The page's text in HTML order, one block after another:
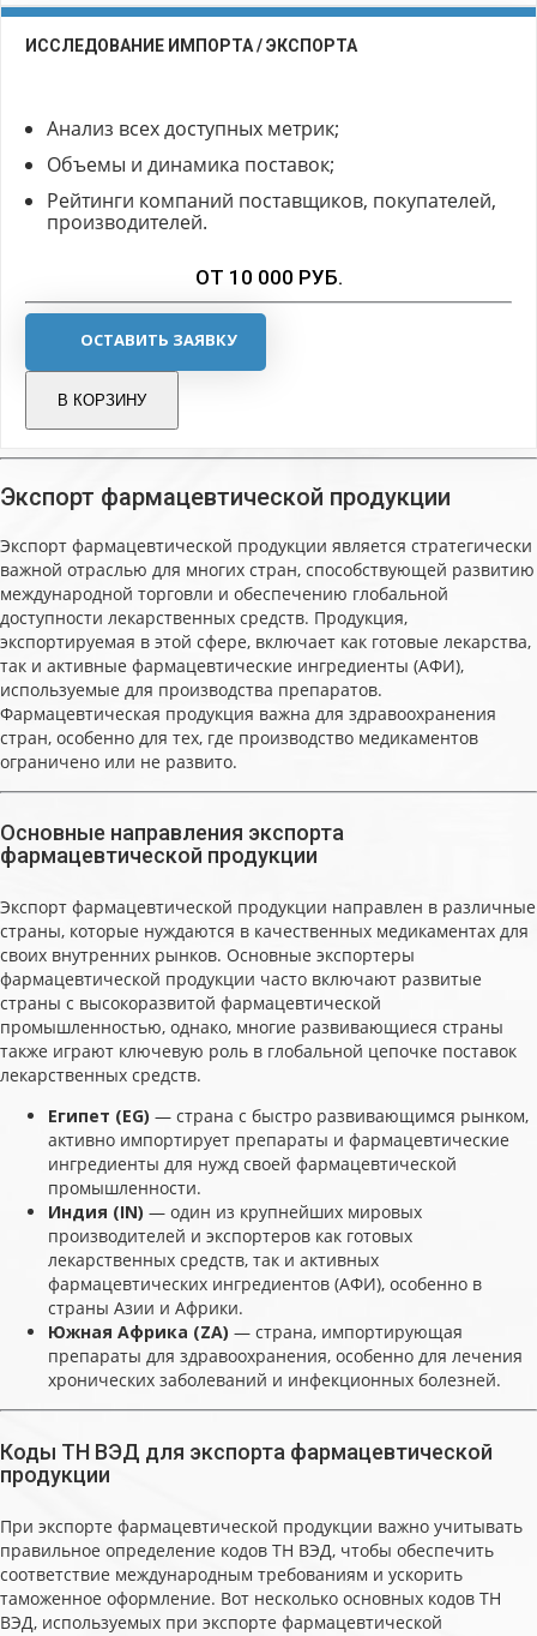
ИССЛЕДОВАНИЕ ИМПОРТА / ЭКСПОРТА
Анализ всех доступных метрик;
Объемы и динамика поставок;
Рейтинги компаний поставщиков, покупателей,
производителей.
ОТ 10 000 РУБ.
ОСТАВИТЬ ЗАЯВКУ
В КОРЗИНУ
Экспорт фармацевтической продукции
Экспорт фармацевтической продукции является стратегически
важной отраслью для многих стран, способствующей развитию
международной торговли и обеспечению глобальной
доступности лекарственных средств. Продукция,
экспортируемая в этой сфере, включает как готовые лекарства,
так и активные фармацевтические ингредиенты (АФИ),
используемые для производства препаратов.
Фармацевтическая продукция важна для здравоохранения
стран, особенно для тех, где производство медикаментов
ограничено или не развито.
Основные направления экспорта
фармацевтической продукции
Экспорт фармацевтической продукции направлен в различные
страны, которые нуждаются в качественных медикаментах для
своих внутренних рынков. Основные экспортеры
фармацевтической продукции часто включают развитые
страны с высокоразвитой фармацевтической
промышленностью, однако, многие развивающиеся страны
также играют ключевую роль в глобальной цепочке поставок
лекарственных средств.
Египет (EG) — страна с быстро развивающимся рынком,
активно импортирует препараты и фармацевтические
ингредиенты для нужд своей фармацевтической
промышленности.
Индия (IN) — один из крупнейших мировых
производителей и экспортеров как готовых
лекарственных средств, так и активных
фармацевтических ингредиентов (АФИ), особенно в
страны Азии и Африки.
Южная Африка (ZA) — страна, импортирующая
препараты для здравоохранения, особенно для лечения
хронических заболеваний и инфекционных болезней.
Коды ТН ВЭД для экспорта фармацевтической
продукции
При экспорте фармацевтической продукции важно учитывать
правильное определение кодов ТН ВЭД, чтобы обеспечить
соответствие международным требованиям и ускорить
таможенное оформление. Вот несколько основных кодов ТН
ВЭД, используемых при экспорте фармацевтической